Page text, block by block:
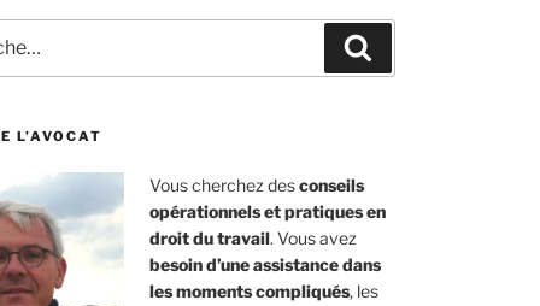
L’AVOCAT
Vous cherchez desconseils
opérationnels et pratiques en
droit du travail. Vous avez
besoin d’une assistance dans
les moments compliqués, les